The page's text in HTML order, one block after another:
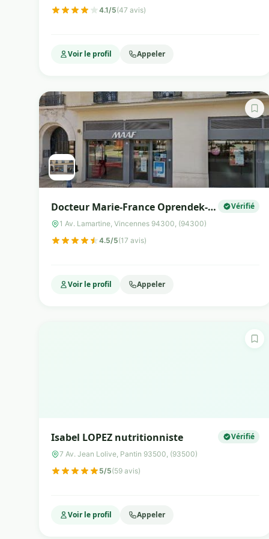
4.1/5(47 avis)
Voir le profil Appeler
Docteur Marie-France Oprendek-
Roudey
Vérifié
1 Av. Lamartine, Vincennes 94300, (94300)
4.5/5(17 avis)
Voir le profil Appeler
Isabel LOPEZ nutritionniste Vérifié
7 Av. Jean Lolive, Pantin 93500, (93500)
5/5(59 avis)
Voir le profil Appeler